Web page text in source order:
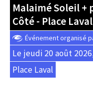
Malaimé Soleil +
Côté - Place Laval
Événement organisé
Le jeudi 20 août
Place Laval